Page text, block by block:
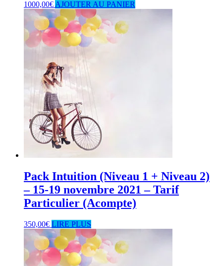
1000,00€ AJOUTER AU PANIER
Pack Intuition (Niveau 1 + Niveau 2)
– 15-19 novembre 2021 – Tarif
Particulier (Acompte)
350,00€ LIRE PLUS